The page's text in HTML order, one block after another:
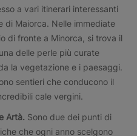
a vari itinerari interessanti
di Maiorca. Nelle immediate
di fronte a Minorca, si trova il
delle perle più curate
la vegetazione e i paesaggi.
sentieri che conducono il
cale vergini.
Artà. Sono due dei punti di
che ogni anno scelgono